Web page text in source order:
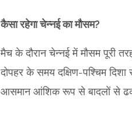
कैसा रहेगा चेन्नई का मौसम?
मैच के दौरान चेन्नई में मौसम पूरी
दोपहर के समय दक्षिण-पश्चिम
आसमान आंशिक रूप से बादलों से